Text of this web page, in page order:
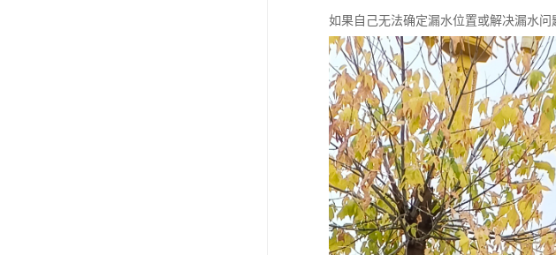
如果自己无法确定漏水位置或解决漏水问